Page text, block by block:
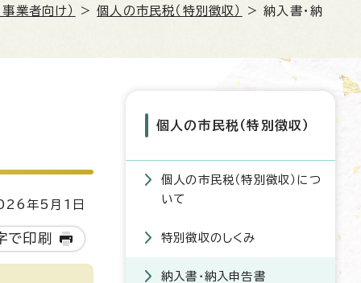
業者向け） >個人の市民税（特別徴収）
> 納入書・納
年5月1日
で印刷
個人の市民税（特別徴収）
個人の市民税（特別徴収）につ
いて
特別徴収のしくみ
納入書・納入申告書